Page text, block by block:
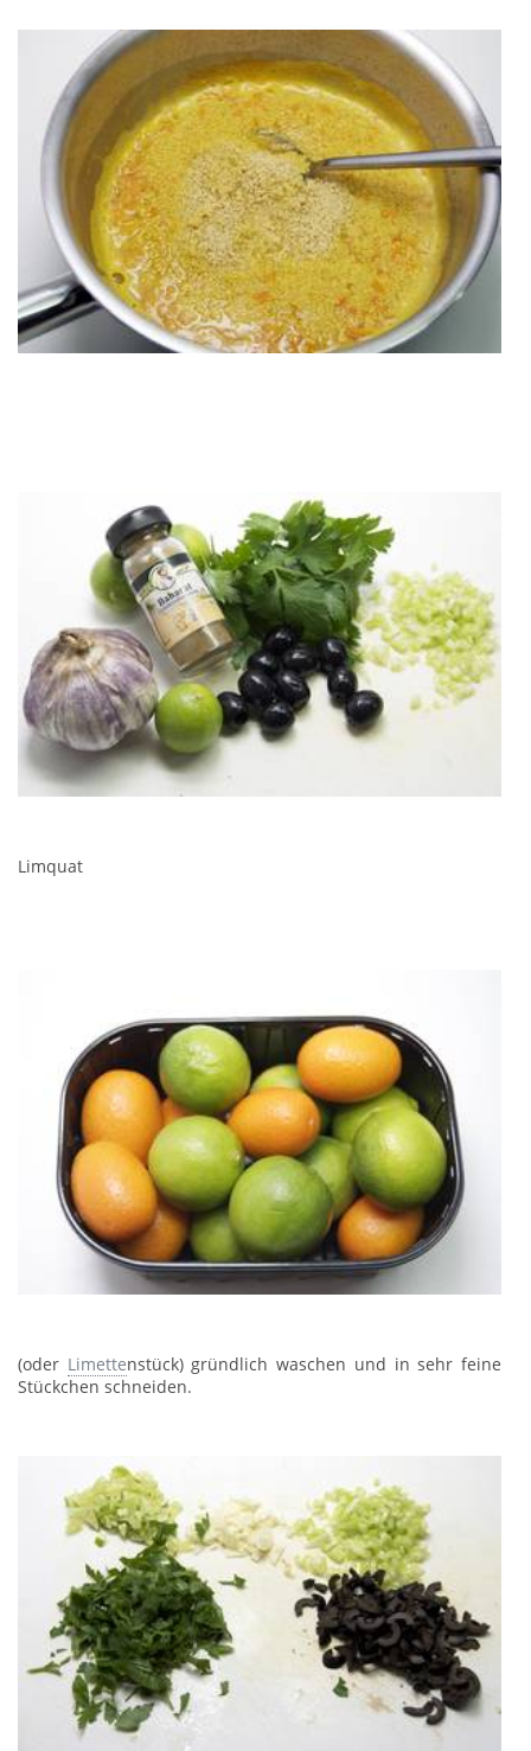
Limquat
(oder Limettenstück) gründlich waschen und in sehr feine
Stückchen schneiden.